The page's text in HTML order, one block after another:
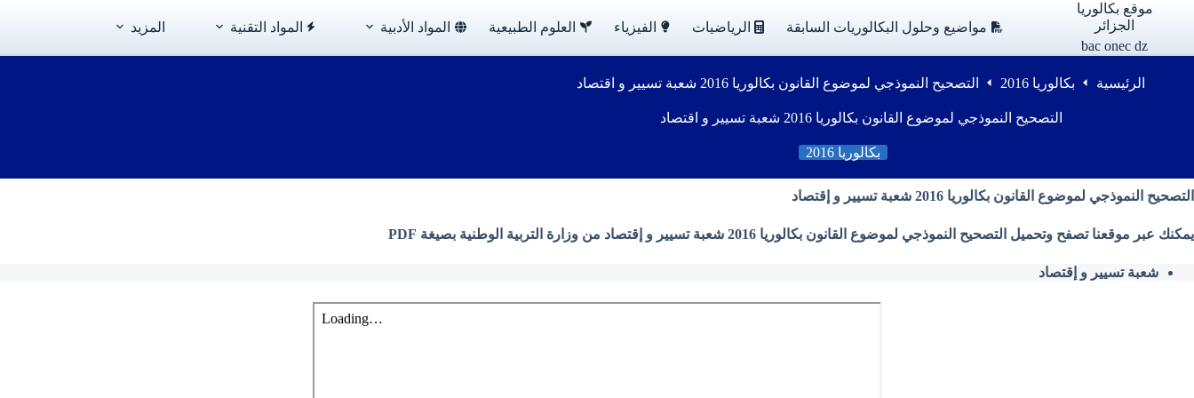
موقع بكالوريا
الجزائر
bac onec dz
مواضيع وحلول البكالوريات السابقة الرياضيات الفيزياء العلوم الطبيعية المواد الأدبية المواد التقنية المزيد
الرئيسية بكالوريا 2016 التصحيح النموذجي لموضوع القانون بكالوريا 2016 شعبة تسيير و اقتصاد
التصحيح النموذجي لموضوع القانون بكالوريا 2016 شعبة تسيير و اقتصاد
بكالوريا 2016
التصحيح النموذجي لموضوع القانون بكالوريا 2016 شعبة تسيير و إقتصاد
يمكنك عبر موقعنا تصفح وتحميل التصحيح النموذجي لموضوع القانون بكالوريا 2016 شعبة تسيير و إقتصاد من وزارة التربية الوطنية بصيغة PDF
شعبة تسيير و إقتصاد